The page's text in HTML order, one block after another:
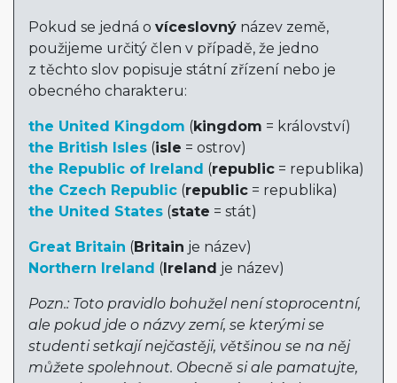
Pokud se jedná o víceslovný název země,
použijeme určitý člen v případě, že jedno
z těchto slov popisuje státní zřízení nebo je
obecného charakteru:
the United Kingdom (kingdom = království)
the British Isles (isle = ostrov)
the Republic of Ireland (republic = republika)
the Czech Republic (republic = republika)
the United States (state = stát)
Great Britain (Britain je název)
Northern Ireland (Ireland je název)
Pozn.: Toto pravidlo bohužel není stoprocentní,
ale pokud jde o názvy zemí, se kterými se
studenti setkají nejčastěji, většinou se na něj
můžete spolehnout. Obecně si ale pamatujte,